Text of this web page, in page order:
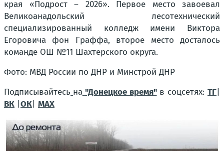
края «Подрост – 2026». Первое место завоевал
Великоанадольский лесотехнический
специализированный колледж имени Виктора
Егоровича фон Граффа, второе место досталось
команде ОШ №11 Шахтерского округа.
Фото: МВД России по ДНР и Минстрой ДНР
Подписывайтесь на "Донецкое время"в соцсетях:ТГ
ВК ОК МАХ